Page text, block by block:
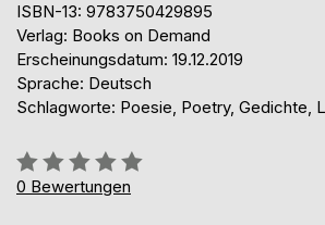
ISBN-13: 9783750429895
Verlag: Books on Demand
Erscheinungsdatum: 19.12.2019
Sprache: Deutsch
Schlagworte: Poesie, Poetry, Gedichte,
Bewertung::
0%
0 Bewertungen